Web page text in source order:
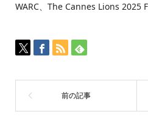
WARC、The Cannes Lions 2025